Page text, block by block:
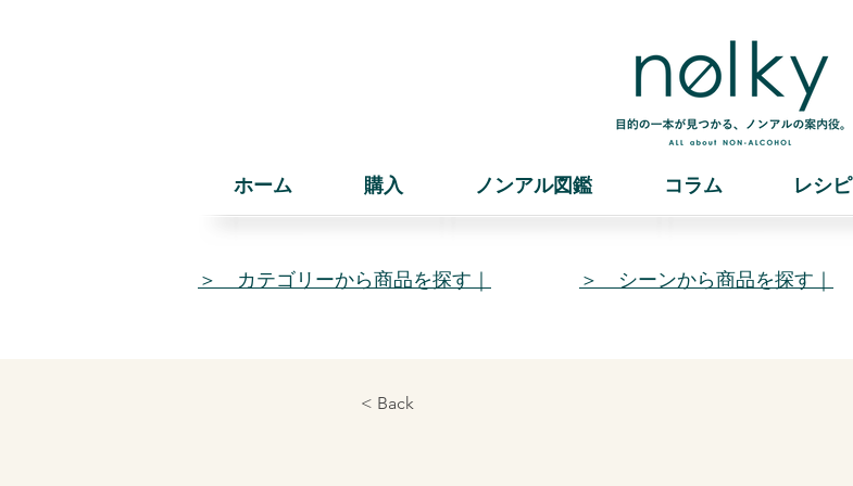
ホーム 購入 ノンアル図鑑 コラム レシピ
＞ カテゴリーから商品を探す｜ ＞ シーンから商品を探す｜
< Back